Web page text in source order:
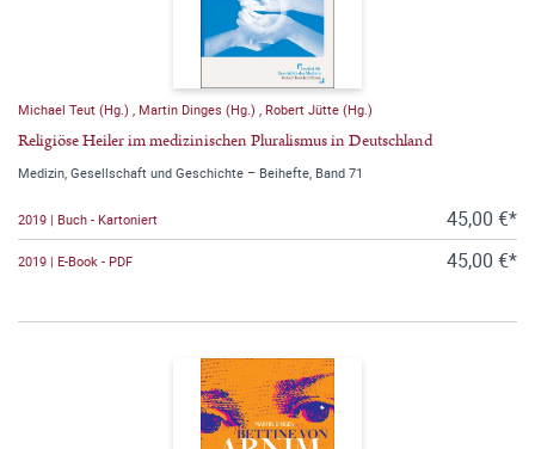
Michael Teut (Hg.) , Martin Dinges (Hg.) , Robert Jütte (Hg.)
Religiöse Heiler im medizinischen Pluralismus in Deutschland
Medizin, Gesellschaft und Geschichte – Beihefte, Band 71
2019 | Buch - Kartoniert 45,00 €*
2019 | E-Book - PDF 45,00 €*